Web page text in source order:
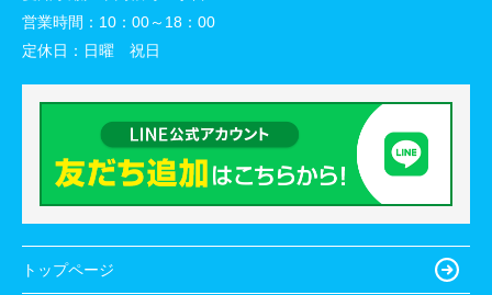
営業時間： 10：00～18：00
定休日： 日曜 祝日
トップページ